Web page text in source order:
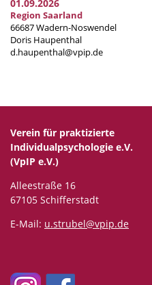
01.09.2026
Region Saarland
66687 Wadern-Noswendel
Doris Haupenthal
d.haupenthal@vpip.de
Verein für praktizierte
Individualpsychologie e.V.
(VpIP e.V.)
Alleestraße 16
67105 Schifferstadt
E-Mail: u.strubel@vpip.de